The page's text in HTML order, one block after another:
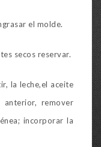
el molde.
secos reservar.
la leche,el aceite
remover
incorporar la